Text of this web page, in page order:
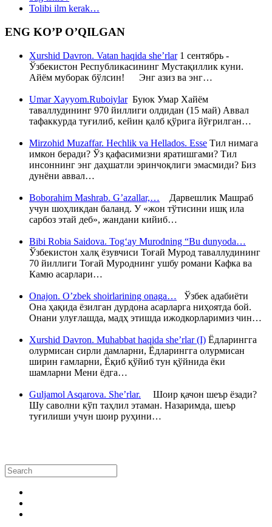
Tolibi ilm kerak…
ENG KO’P O’QILGAN
Xurshid Davron. Vatan haqida she’rlar1 сентябрь -
Ўзбекистон Республикасининг Мустақиллик куни.
Айём муборак бўлсин! Энг азиз ва энг…
Umar Xayyom.RuboiylarБуюк Умар Хайём
таваллудининг 970 йиллиги олдидан (15 май) Аввал
тафаккурда туғилиб, кейин қалб қўрига йўғрилган…
Mirzohid Muzaffar. Hechlik va Hellados. Esse Тил нимага
имкон беради? Ўз қафасимизни яратишгами? Тил
инсоннинг энг даҳшатли эринчоқлиги эмасмиди? Биз
дунёни аввал…
Boborahim Mashrab. G’azallar,… Дарвешлик Машраб
учун шоҳликдан баланд. У «жон тўтисини ишқ ила
сарбоз этай деб», жандани кийиб…
Bibi Robia Saidova. Tog‘ay Murodning “Bu dunyoda…
Ўзбекистон халқ ёзувчиси Тоғай Мурод таваллудининг
70 йиллиги Тоғай Муроднинг ушбу романи Кафка ва
Камю асарлари…
Onajon. O’zbek shoirlarining onaga… Ўзбек адабиёти
Она ҳақида ёзилган дурдона асарларга ниҳоятда бой.
Онани улуғлашда, мадҳ этишда ижодкорларимиз чин…
Xurshid Davron. Muhabbat haqida she’rlar (I) Ёдларингга
олурмисан сирли дамларни, Ёдларингга олурмисан
ширин ғамларни, Ёқиб қўйиб тун қўйнида ёки
шамларни Мени ёдга…
Guljamol Asqarova. She’rlar. Шоир қачон шеър ёзади?
Шу саволни кўп таҳлил этаман. Назаримда, шеър
туғилиши учун шоир руҳини…